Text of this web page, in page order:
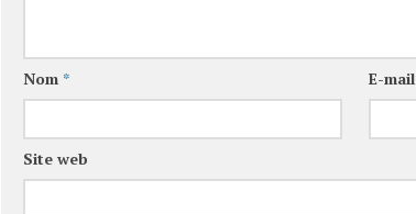
Nom * E-mail
Site web